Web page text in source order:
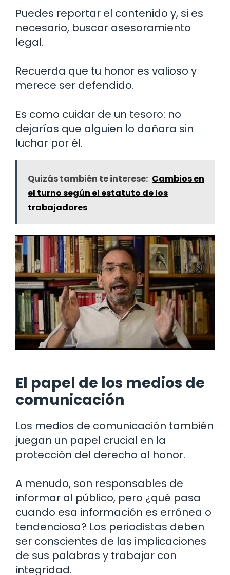
Puedes reportar el contenido y, si es
necesario, buscar asesoramiento
legal.
Recuerda que tu honor es valioso y
merece ser defendido.
Es como cuidar de un tesoro: no
dejarías que alguien lo dañara sin
luchar por él.
Quizás también te interese: Cambios en
el turno según el estatuto de los
trabajadores
El papel de los medios de
comunicación
Los medios de comunicación también
juegan un papel crucial en la
protección del derecho al honor.
A menudo, son responsables de
informar al público, pero ¿qué pasa
cuando esa información es errónea o
tendenciosa? Los periodistas deben
ser conscientes de las implicaciones
de sus palabras y trabajar con
integridad.